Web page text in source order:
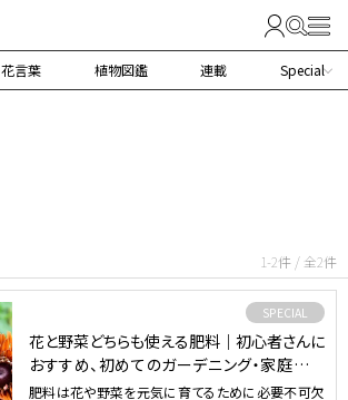
花言葉 植物図鑑 連載 Special
1-2件 / 全2件
SPECIAL
花と野菜どちらも使える肥料｜初心者さんに
おすすめ、初めてのガーデニング・家庭菜園
にはこれ！
肥料は花や野菜を元気に育てるために必要不可欠